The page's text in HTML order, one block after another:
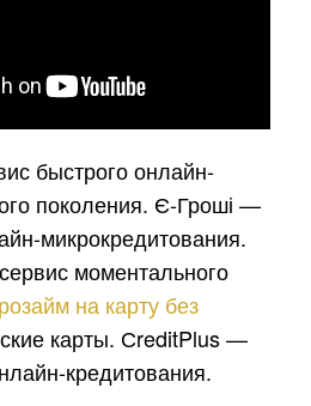
быстрого онлайн-
поколения. Є-Гроші —
микрокредитования.
моментального
на карту без
карты. СreditPlus —
кредитования.